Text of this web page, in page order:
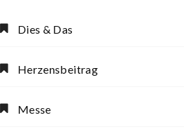
Dies & Das
Herzensbeitrag
Messe